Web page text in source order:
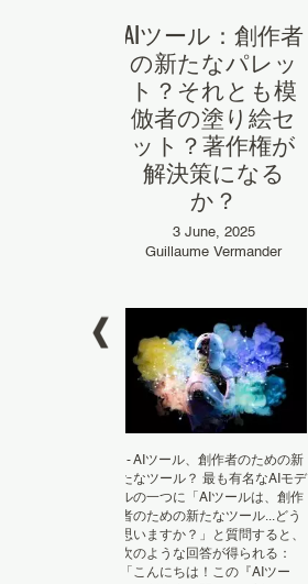
AIツール：創作者
の新たなパレッ
ト？それとも模
倣者の塗り絵セ
ット？著作権が
解決策になる
か？
3 June, 2025
Guillaume Vermander
I - AIツール、創作者のための新
たなツール？ 最も有名なAIモデ
ルの一つに「AIツールは、創作
者のための新たなツール...どう
思いますか？」と質問すると、
次のような回答が得られる：
「こんにちは！この『AIツー